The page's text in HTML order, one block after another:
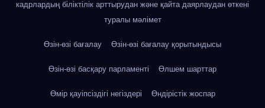
кадрлардың біліктілік арттырудан және қайта даярлаудан өткені
туралы мәлімет
Өзін-өзі бағалау Өзін-өзі бағалау қорытындысы
Өзін-өзі басқару парламенті Өлшем шарттар
Өмір қауіпсіздігі негіздері Өндірістік жоспар